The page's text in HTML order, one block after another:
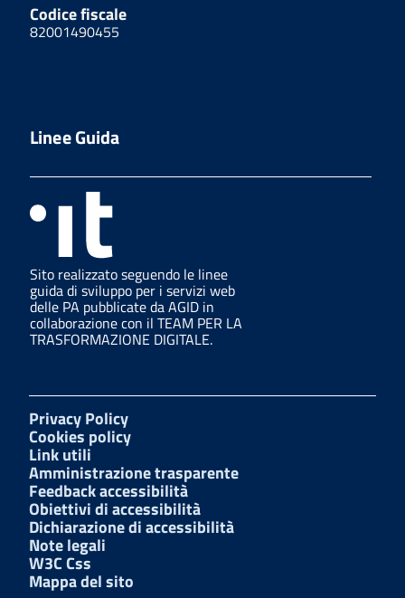
Codice fiscale
82001490455
Linee Guida
Sito realizzato seguendo le linee
guida di sviluppo per i servizi web
delle PA pubblicate da AGID in
collaborazione con il TEAM PER LA
TRASFORMAZIONE DIGITALE.
Privacy Policy
Cookies policy
Link utili
Amministrazione trasparente
Feedback accessibilità
Obiettivi di accessibilità
Dichiarazione di accessibilità
Note legali
W3C Css
Mappa del sito